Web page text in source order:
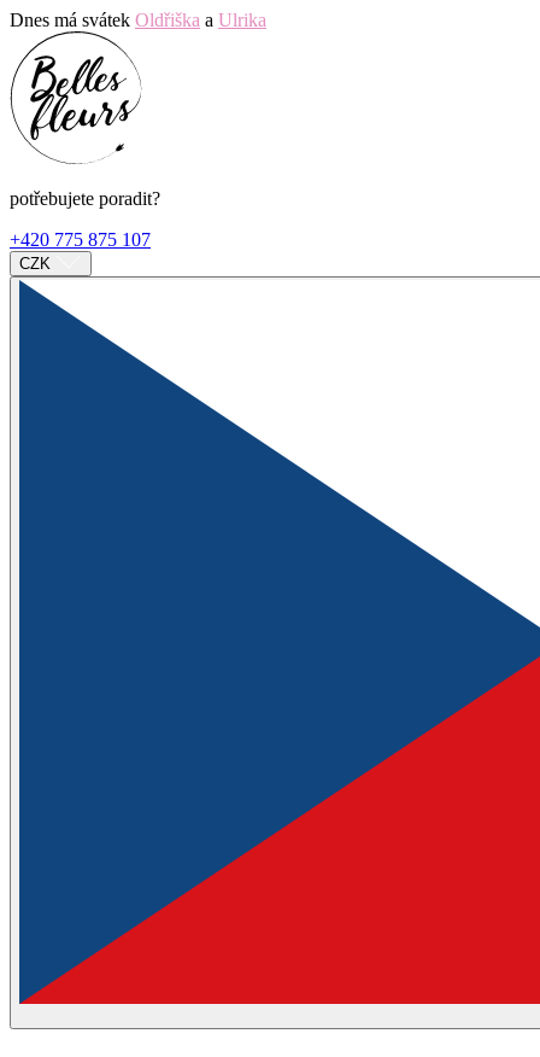
Dnes má svátek Oldřiška a Ulrika
potřebujete poradit?
+420 775 875 107
CZK